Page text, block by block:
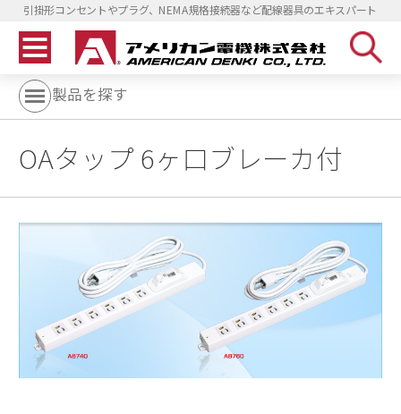
引掛形コンセントやプラグ、NEMA規格接続器など配線器具のエキスパート
製品を探す
OAタップ 6ヶ口ブレーカ付